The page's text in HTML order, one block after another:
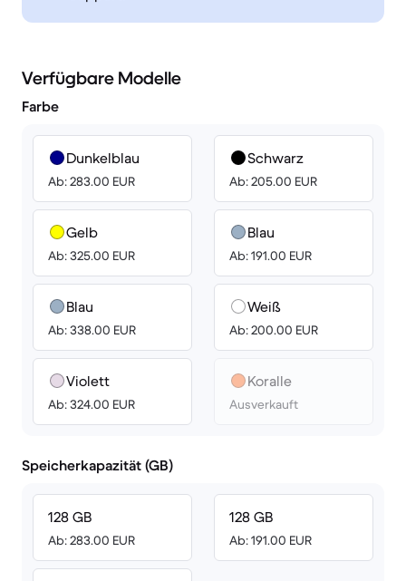
Verfügbare Modelle
Farbe
Dunkelblau
Ab: 283.00 EUR
Gelb
Ab: 325.00 EUR
Blau
Ab: 338.00 EUR
Violett
Ab: 324.00 EUR
Schwarz
Ab: 205.00 EUR
Blau
Ab: 191.00 EUR
Weiß
Ab: 200.00 EUR
Koralle
Ausverkauft
Speicherkapazität (GB)
128 GB
Ab: 283.00 EUR
128 GB
Ab: 191.00 EUR